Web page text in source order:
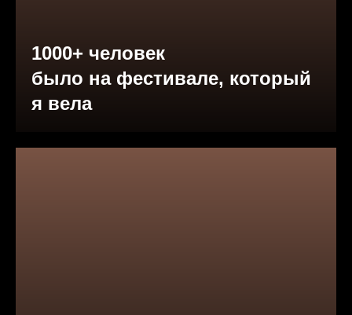
1000+ человек
было на фестивале, который
я вела